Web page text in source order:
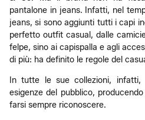
pantalone in jeans. Infatti, nel
jeans, si sono aggiunti tutti i capi
perfetto outfit casual, dalle
felpe, sino ai capispalla e agli
di più: ha definito le regole del
In tutte le sue collezioni,
esigenze del pubblico,
farsi sempre riconoscere.